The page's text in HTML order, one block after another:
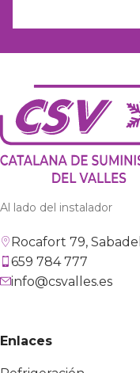
Al lado del instalador
Rocafort 79, Sabadell
659 784 777
info@csvalles.es
Enlaces